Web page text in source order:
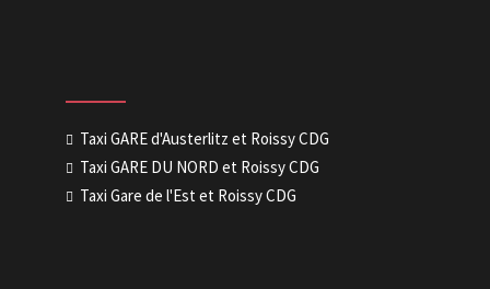
Taxi GARE d'Austerlitz et Roissy CDG
Taxi GARE DU NORD et Roissy CDG
Taxi Gare de l'Est et Roissy CDG